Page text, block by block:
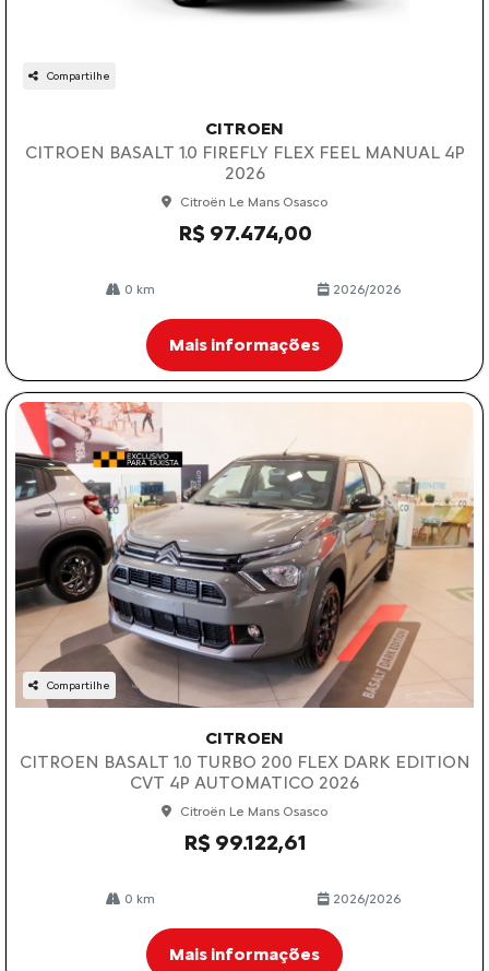
Compartilhe
CITROEN
CITROEN BASALT 1.0 FIREFLY FLEX FEEL MANUAL 4P
2026
Citroën Le Mans Osasco
R$ 97.474,00
0 km 2026/2026
Mais informações
Compartilhe
CITROEN
CITROEN BASALT 1.0 TURBO 200 FLEX DARK EDITION
CVT 4P AUTOMATICO 2026
Citroën Le Mans Osasco
R$ 99.122,61
0 km 2026/2026
Mais informações